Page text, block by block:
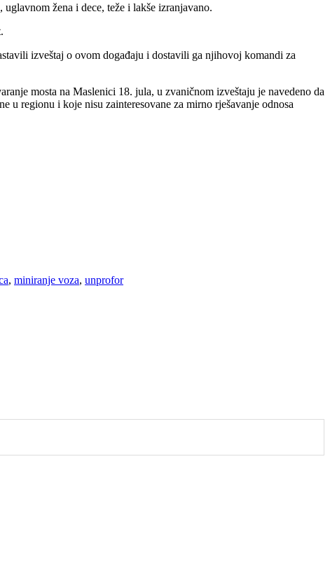
žena i dece, teže i lakše izranjavano.
izveštaj o ovom događaju i dostavili ga njihovoj komandi za
mosta na Maslenici 18. jula, u zvaničnom izveštaju je navedeno da
u regionu i koje nisu zainteresovane za mirno rješavanje odnosa
, miniranje voza, unprofor